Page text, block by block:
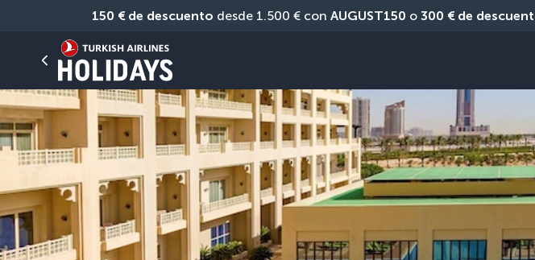
150 € de descuento desde 1.500 € con AUGUST150 o 300 € de